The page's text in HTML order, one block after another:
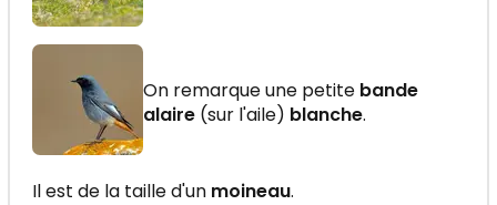
On remarque une petite bande
alaire (sur l'aile) blanche.
Il est de la taille d'un moineau.